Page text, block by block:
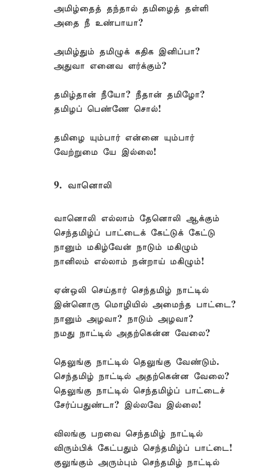
அமிழ்தைத் தந்தால் தமிழைத் தள்ளி
அதை நீ உண்பாயா?
அமிழ்தும் தமிழுக் கதிக இனிப்பா?
அதுவா எனைவ ளர்க்கும்?
தமிழ்தான் நீயோ? நீதான் தமிழோ?
தமிழப் பெண்ணே சொல்!
தமிழை யும்பார் என்னை யும்பார்
வேற்றுமை யே இல்லை!
9. வானொலி
வானொலி எல்லாம் தேனொலி ஆக்கும்
செந்தமிழ்ப் பாட்டைக் கேட்டுக் கேட்டு
நானும் மகிழ்வேன் நாடும் மகிழும்
நானிலம் எல்லாம் நன்றாய் மகிழும்!
ஏன்ஒலி செய்தார் செந்தமிழ் நாட்டில்
இன்னொரு மொழியில் அமைந்த பாட்டை?
நானும் அழவா? நாடும் அழவா?
நமது நாட்டில் அதற்கென்ன வேலை?
தெலுங்கு நாட்டில் தெலுங்கு வேண்டும்.
செந்தமிழ் நாட்டில் அதற்கென்ன வேலை?
தெலுங்கு நாட்டில் செந்தமிழ்ப் பாட்டைச்
சேர்ப்பதுண்டா? இல்லவே இல்லை!
விலங்கு பறவை செந்தமிழ் நாட்டில்
விரும்பிக் கேட்பதும் செந்தமிழ்ப் பாட்டை!
குலுங்கும் அரும்பும் செந்தமிழ் நாட்டில்